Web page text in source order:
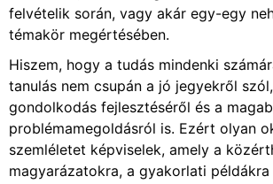
felvételik során, vagy akár egy-egy
témakör megértésében.
Hiszem, hogy a tudás mindenki
tanulás nem csupán a jó jegyekről
gondolkodás fejlesztéséről és a
problémamegoldásról is. Ezért olyan
szemléletet képviselek, amely a
magyarázatokra, a gyakorlati példákra